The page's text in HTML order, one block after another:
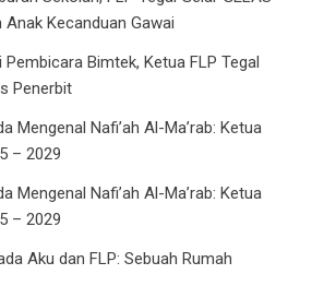
Anak Kecanduan Gawai
Pembicara Bimtek, Ketua FLP Tegal
Penerbit
Mengenal Nafi’ah Al-Ma’rab: Ketua
– 2029
Mengenal Nafi’ah Al-Ma’rab: Ketua
– 2029
Aku dan FLP: Sebuah Rumah